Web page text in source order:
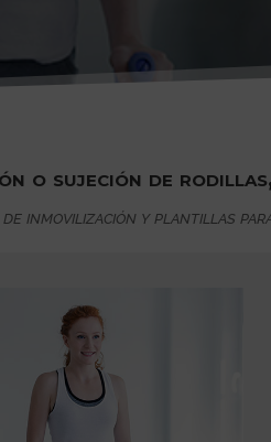
o sujeción de
inmovilización y plantillas